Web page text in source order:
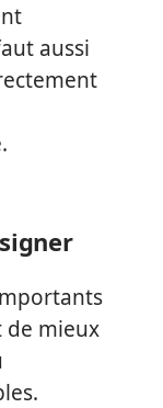
aussi
de mieux